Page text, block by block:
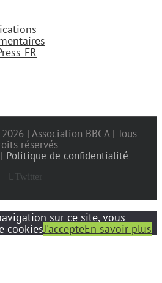
FR
2026 | Association BBCA | Tous
réservés
| Politique de confidentialité
Twitter
sur ce site, vous
cookiesJ'accepteEn savoir plus